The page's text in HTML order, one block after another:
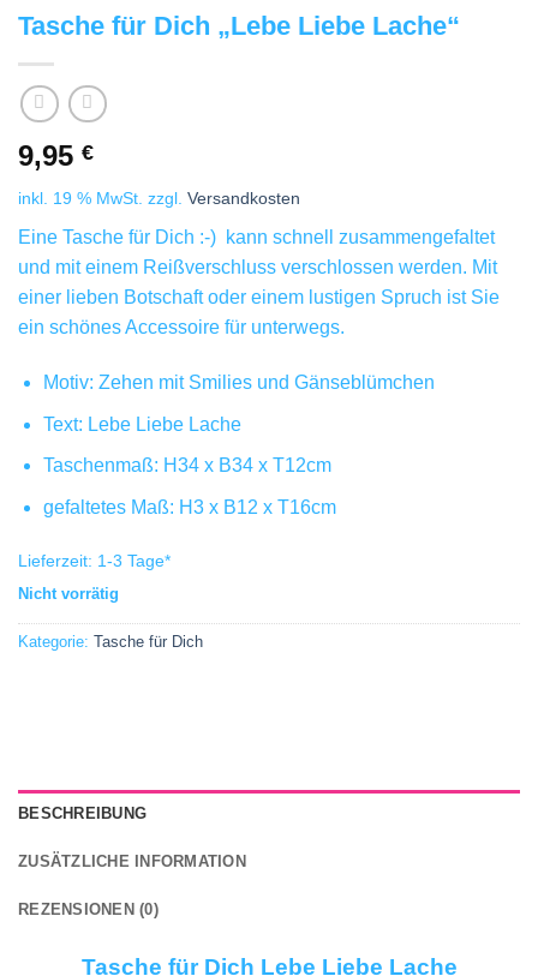
Tasche für Dich „Lebe Liebe Lache“
9,95 €
inkl. 19 % MwSt. zzgl. Versandkosten
Eine Tasche für Dich :-) kann schnell zusammengefaltet
und mit einem Reißverschluss verschlossen werden. Mit
einer lieben Botschaft oder einem lustigen Spruch ist Sie
ein schönes Accessoire für unterwegs.
Motiv: Zehen mit Smilies und Gänseblümchen
Text: Lebe Liebe Lache
Taschenmaß: H34 x B34 x T12cm
gefaltetes Maß: H3 x B12 x T16cm
Lieferzeit: 1-3 Tage*
Nicht vorrätig
Kategorie: Tasche für Dich
BESCHREIBUNG
ZUSÄTZLICHE INFORMATION
REZENSIONEN (0)
Tasche für Dich Lebe Liebe Lache